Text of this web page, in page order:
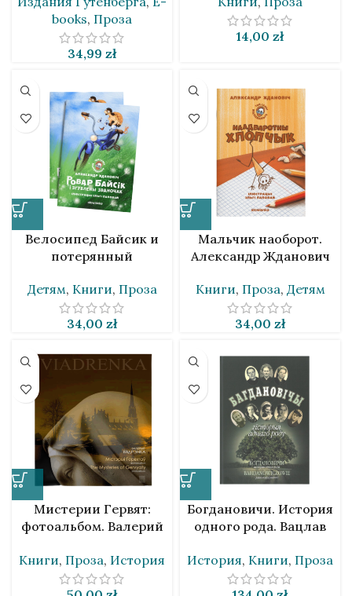
books, Проза
34,99 zł
14,00 zł
Велосипед Байсик и
потерянный
Жданович [BLR]
Детям, Книги, Проза
34,00 zł
Мальчик наоборот.
Александр Жданович
Книги, Проза, Детям
34,00 zł
Мистерии Гервят:
фотоальбом. Валерий
Книги, Проза, История
Богдановичи. История
одного рода. Вацлав
История, Книги, Проза